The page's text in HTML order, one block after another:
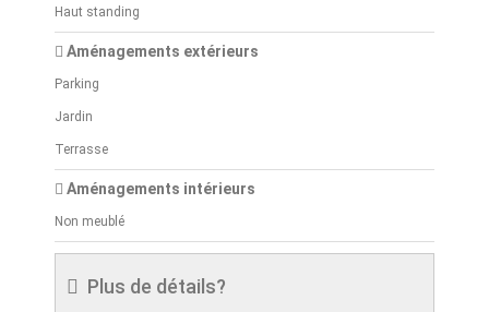
Haut standing
Aménagements extérieurs
Parking
Jardin
Terrasse
Aménagements intérieurs
Non meublé
Plus de détails?